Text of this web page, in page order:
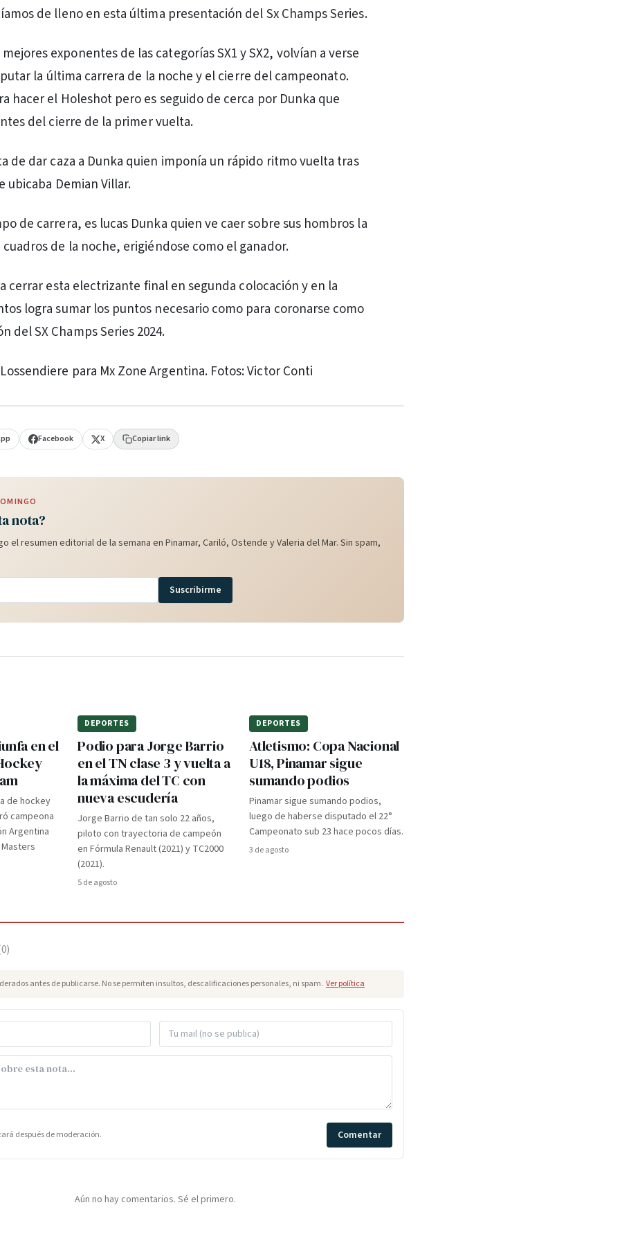
de lleno en esta última presentación del Sx Champs Series.
mejores exponentes de las categorías SX1 y SX2, volvían a verse
la última carrera de la noche y el cierre del campeonato.
hacer el Holeshot pero es seguido de cerca por Dunka que
del cierre de la primer vuelta.
de dar caza a Dunka quien imponía un rápido ritmo vuelta tras
ubicaba Demian Villar.
de carrera, es lucas Dunka quien ve caer sobre sus hombros la
de la noche, erigiéndose como el ganador.
cerrar esta electrizante final en segunda colocación y en la
logra sumar los puntos necesario como para coronarse como
del SX Champs Series 2024.
para Mx Zone Argentina. Fotos: Victor Conti
Facebook X Copiar link
nota?
el resumen editorial de la semana en Pinamar, Cariló, Ostende y Valeria del Mar. Sin spam,
Suscribirme
en el
de hockey
campeona
Argentina
DEPORTES
Podio para Jorge Barrio
en el TN clase 3 y vuelta a
la máxima del TC con
nueva escudería
Jorge Barrio de tan solo 22 años,
piloto con trayectoria de campeón
en Fórmula Renault (2021) y TC2000
(2021).
5 de agosto
DEPORTES
Atletismo: Copa Nacional
U18, Pinamar sigue
sumando podios
Pinamar sigue sumando podios,
luego de haberse disputado el 22°
Campeonato sub 23 hace pocos días.
3 de agosto
0)
antes de publicarse. No se permiten insultos, descalificaciones personales, ni spam. Ver política
después de moderación. Comentar
Aún no hay comentarios. Sé el primero.